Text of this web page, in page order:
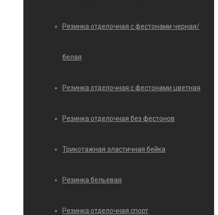
Резинка отделочная с фестонами черная/
белая
Резинка отделочная с фестонами цветная
Резинка отделочная без фестонов
Трикотажная эластичная бейка
Резинка бельевая
Резинка отделочная спорт